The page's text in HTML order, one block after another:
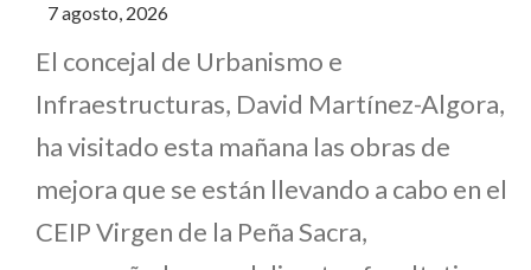
7 agosto, 2026
El concejal de Urbanismo e
Infraestructuras, David Martínez-Algora,
ha visitado esta mañana las obras de
mejora que se están llevando a cabo en el
CEIP Virgen de la Peña Sacra,